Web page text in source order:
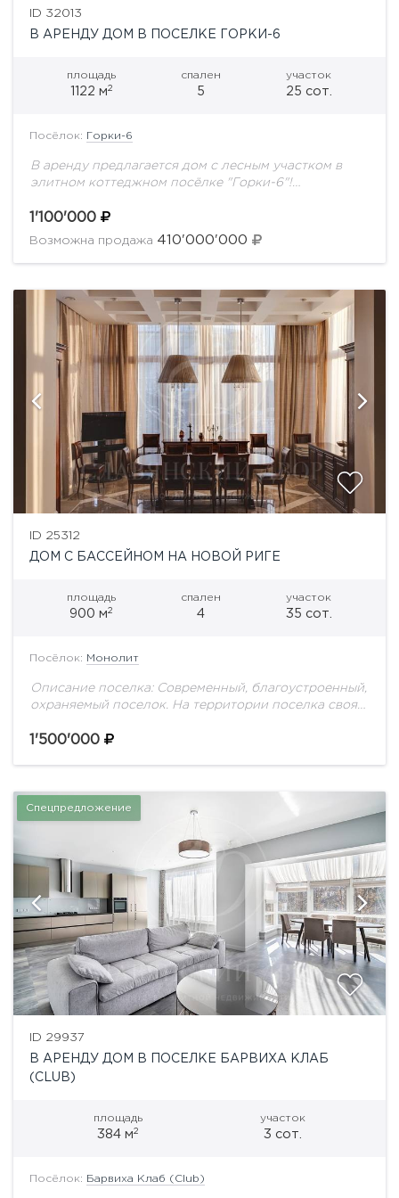
ID 32013
В АРЕНДУ ДОМ В ПОСЕЛКЕ ГОРКИ-6
площадь
1122 м2
спален
5
участок
25 сот.
Посёлок: Горки-6
В аренду предлагается дом с лесным участком в
элитном коттеджном посёлке "Горки-6"!
совмещенная со столовой зоной; кухня, спортивная
зона, бассейн с противотоком,...
1'100'000
Возможна продажа 410'000'000
ID 25312
ДОМ С БАССЕЙНОМ НА НОВОЙ РИГЕ
площадь
900 м2
спален
4
участок
35 сот.
Посёлок: Монолит
Описание поселка: Современный, благоустроенный,
охраняемый поселок. На территории поселка своя
храм, малоэтажный дом с квартирами для
1'500'000
Спецпредложение
ID 29937
В АРЕНДУ ДОМ В ПОСЕЛКЕ БАРВИХА КЛАБ
(CLUB)
площадь
384 м2
участок
3 сот.
Посёлок: Барвиха Клаб (Club)